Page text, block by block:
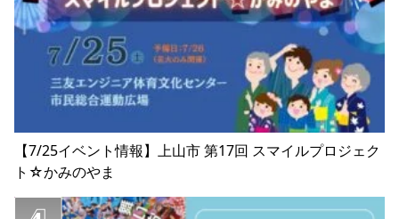
【7/25イベント情報】上山市 第17回 スマイルプロジェク
ト☆かみのやま